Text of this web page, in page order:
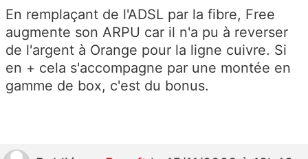
En remplaçant de l'ADSL par la fibre, Free
augmente son ARPU car il n'a pu à reverser
de l'argent à Orange pour la ligne cuivre. Si
en + cela s'accompagne par une montée en
gamme de box, c'est du bonus.